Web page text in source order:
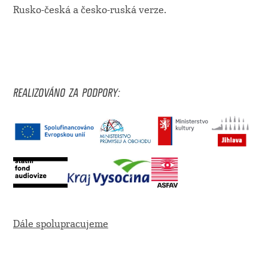
Rusko-česká a česko-ruská verze.
REALIZOVÁNO ZA PODPORY:
Dále spolupracujeme